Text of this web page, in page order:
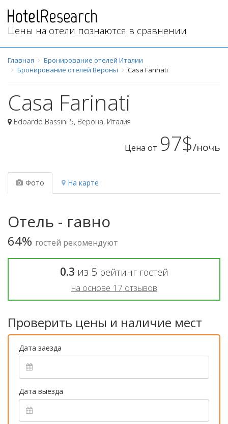
Цены на отели познаются в сравнении
Главная
Бронирование отелей Италии
Бронирование отелей Вероны
Casa Farinati
Casa Farinati
Edoardo Bassini 5, Верона, Италия
Цена от 97$/ночь
Фото На карте
Отель - гавно
64% гостей рекомендуют
0.3 из 5 рейтинг гостей
на основе 17 отзывов
Проверить цены и наличие мест
Дата заезда
Дата выезда